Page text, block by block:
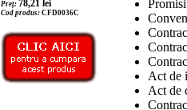
Preț: 78,21 lei
Cod produs: CFD0036C
Act de
Act de